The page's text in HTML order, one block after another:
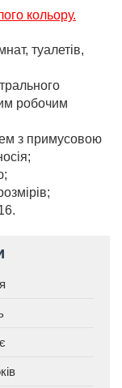
кольору.
туалетів,
робочим
з примусовою